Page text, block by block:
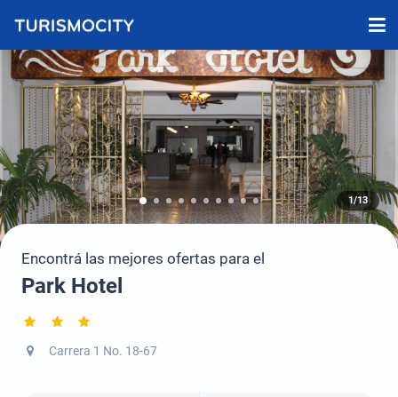
1/13
Encontrá las mejores ofertas para el
Park Hotel
Carrera 1 No. 18-67